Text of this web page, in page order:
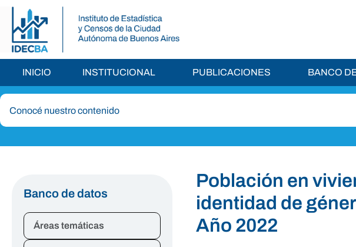
INICIO INSTITUCIONAL PUBLICACIONES BANCO
Banco de datos
Áreas temáticas
Población en
identidad de
Año 2022